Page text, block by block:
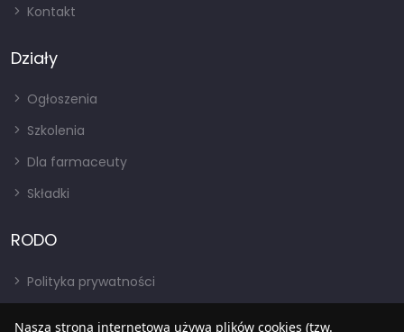
Kontakt
Działy
Ogłoszenia
Szkolenia
Dla farmaceuty
Składki
RODO
Polityka prywatności
Nasza strona internetowa używa plików cookies (tzw.